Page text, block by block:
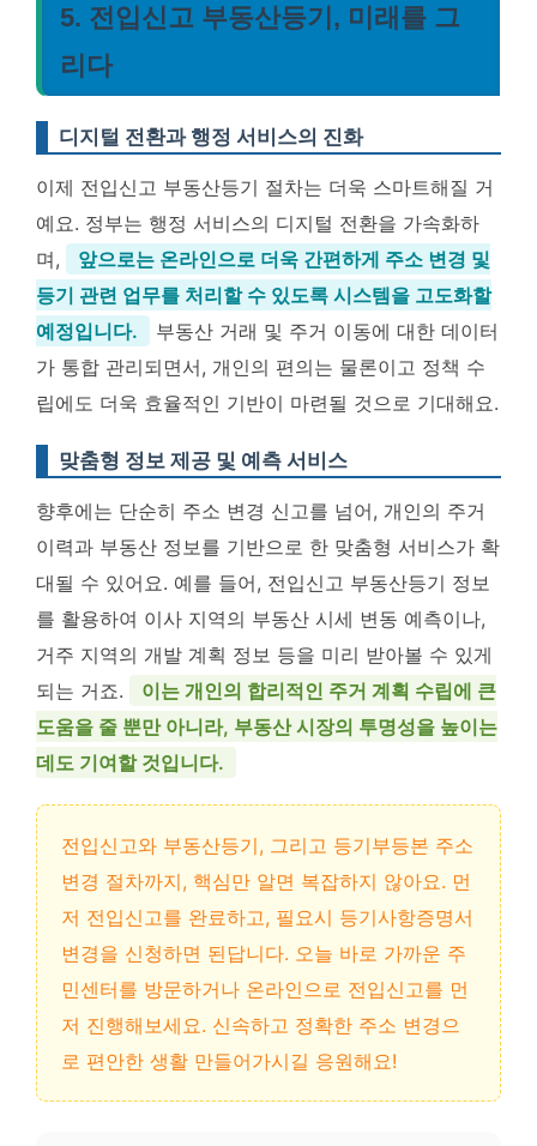
5. 전입신고 부동산등기, 미래를 그
리다
디지털 전환과 행정 서비스의 진화
이제 전입신고 부동산등기 절차는 더욱 스마트해질 거
예요. 정부는 행정 서비스의 디지털 전환을 가속화하
며,
앞으로는 온라인으로 더욱 간편하게 주소 변경 및
등기 관련 업무를 처리할 수 있도록 시스템을 고도화할
예정입니다.
부동산 거래 및 주거 이동에 대한 데이터
가 통합 관리되면서, 개인의 편의는 물론이고 정책 수
립에도 더욱 효율적인 기반이 마련될 것으로 기대해요.
맞춤형 정보 제공 및 예측 서비스
향후에는 단순히 주소 변경 신고를 넘어, 개인의 주거
이력과 부동산 정보를 기반으로 한 맞춤형 서비스가 확
대될 수 있어요. 예를 들어, 전입신고 부동산등기 정보
를 활용하여 이사 지역의 부동산 시세 변동 예측이나,
거주 지역의 개발 계획 정보 등을 미리 받아볼 수 있게
되는 거죠.
이는 개인의 합리적인 주거 계획 수립에 큰
도움을 줄 뿐만 아니라, 부동산 시장의 투명성을 높이는
데도 기여할 것입니다.
전입신고와 부동산등기, 그리고 등기부등본 주소
변경 절차까지, 핵심만 알면 복잡하지 않아요. 먼
저 전입신고를 완료하고, 필요시 등기사항증명서
변경을 신청하면 된답니다. 오늘 바로 가까운 주
민센터를 방문하거나 온라인으로 전입신고를 먼
저 진행해보세요. 신속하고 정확한 주소 변경으
로 편안한 생활 만들어가시길 응원해요!